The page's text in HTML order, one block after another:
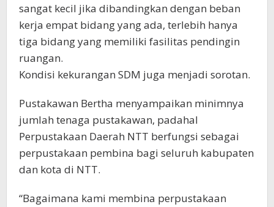
sangat kecil jika dibandingkan dengan beban
kerja empat bidang yang ada, terlebih hanya
tiga bidang yang memiliki fasilitas pendingin
ruangan.
Kondisi kekurangan SDM juga menjadi sorotan.
Pustakawan Bertha menyampaikan minimnya
jumlah tenaga pustakawan, padahal
Perpustakaan Daerah NTT berfungsi sebagai
perpustakaan pembina bagi seluruh kabupaten
dan kota di NTT.
“Bagaimana kami membina perpustakaan